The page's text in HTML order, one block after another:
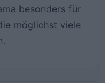
besonders für
möglichst viele